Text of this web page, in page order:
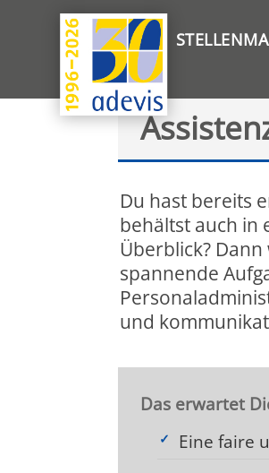
Du hast bereits
behältst auch in
Überblick?
spannende
und
Das erwartet
Eine faire